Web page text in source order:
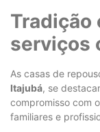
Tradição
serviços
As casas de
Itajubá, se
compromisso com
familiares e